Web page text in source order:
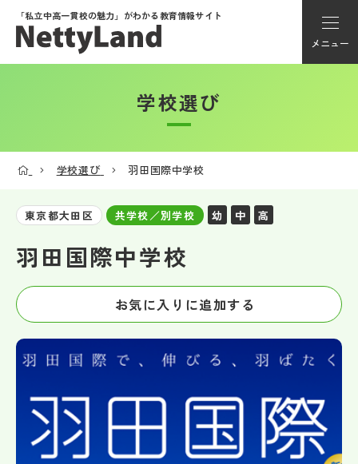
「私立中高一貫校の魅力」がわかる教育情報サイト
メニュー
アカウント登録
学校動画
私学探検隊
説明会・イベント情報
学校選び
学校選び 羽田国際中学校
東京都大田区 共学校／別学校 幼 中 高
羽田国際中学校
お気に入りに追加する